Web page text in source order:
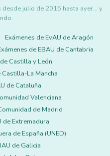
julio de 2015 hasta ayer... y
Exámenes de EvAU de Aragón
de EBAU de Cantabria
Castilla y León
Castilla-La Mancha
de Cataluña
Valenciana
de Madrid
de Extremadura
de España (UNED)
de Galicia